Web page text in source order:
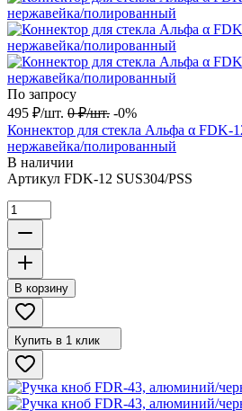
По запросу
495 ₽/шт. 0 ₽/шт. -0%
Коннектор для стекла Альфа α FDK-
нержавейка/полированный
В наличии
Артикул FDK-12 SUS304/PSS
В корзину
Купить в 1 клик